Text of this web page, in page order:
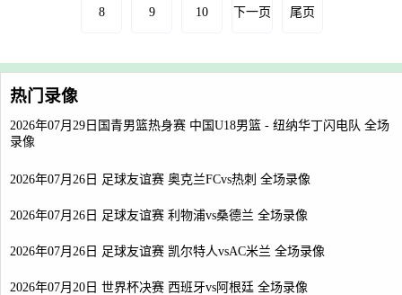
8 9 10 下一页 尾页
热门录像
2026年07月29日国青男篮热身赛 中国U18男篮 - 纽纳华丁闪电队 全场
录像
2026年07月26日 足球友谊赛 奥克兰FCvs热刺 全场录像
2026年07月26日 足球友谊赛 利物浦vs桑德兰 全场录像
2026年07月26日 足球友谊赛 凯尔特人vsAC米兰 全场录像
2026年07月20日 世界杯决赛 西班牙vs阿根廷 全场录像